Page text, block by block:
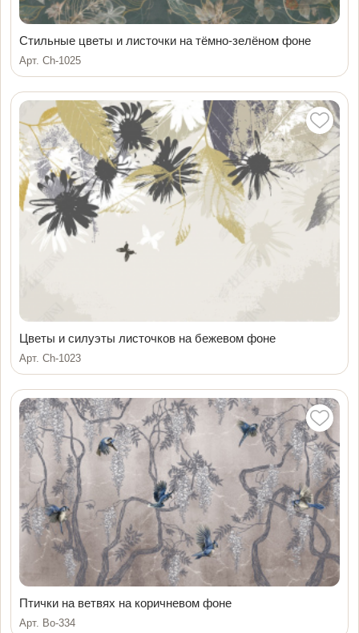
Стильные цветы и листочки на тёмно-зелёном фоне
Арт. Ch-1025
Цветы и силуэты листочков на бежевом фоне
Арт. Ch-1023
Птички на ветвях на коричневом фоне
Арт. Bo-334